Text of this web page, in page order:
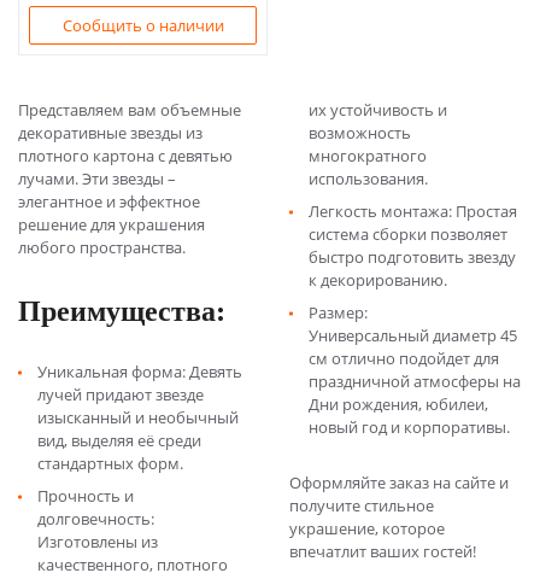
Сообщить о наличии
Представляем вам объемные
декоративные звезды из
плотного картона с девятью
лучами. Эти звезды –
элегантное и эффектное
решение для украшения
любого пространства.
Преимущества:
Уникальная форма: Девять
лучей придают звезде
изысканный и необычный
вид, выделяя её среди
стандартных форм.
Прочность и
долговечность:
Изготовлены из
качественного, плотного
их устойчивость и
возможность
многократного
использования.
Легкость монтажа: Простая
система сборки позволяет
быстро подготовить звезду
к декорированию.
Размер:
Универсальный диаметр 45
см отлично подойдет для
праздничной атмосферы на
Дни рождения, юбилеи,
новый год и корпоративы.
Оформляйте заказ на сайте и
получите стильное
украшение, которое
впечатлит ваших гостей!